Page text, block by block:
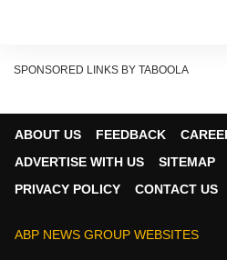
कहा- 'हम हिंदुओं के खिलाफ...'
SPONSORED LINKS BY TABOOLA
ABOUT US FEEDBACK
ADVERTISE WITH US
SITEMAP
PRIVACY POLICY
CONTACT US
ABP NEWS GROUP WEBSITES